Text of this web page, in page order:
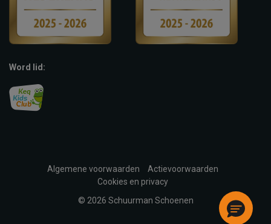
Word lid:
Algemene voorwaarden
Actievoorwaarden
Cookies en privacy
© 2026 Schuurman Schoenen